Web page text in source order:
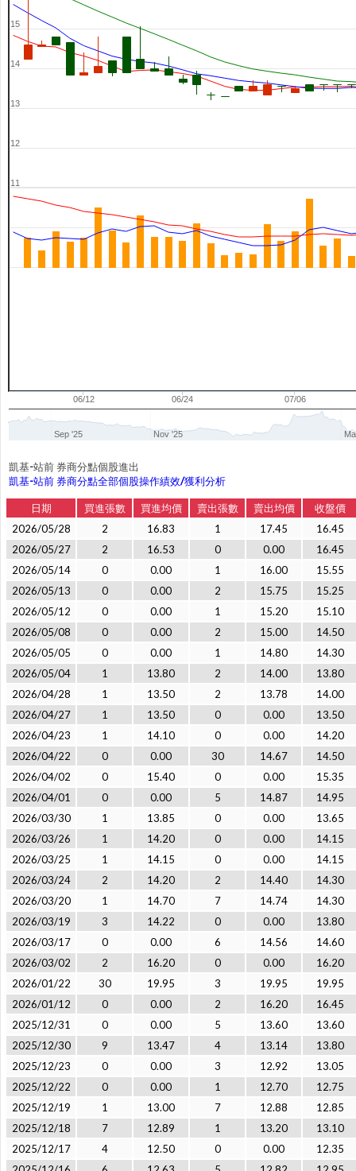
06/12 06/24 07/06
11
12
13
14
15
Sep '25 Nov '25
凱基-站前 券商分點個股進出
凱基-站前 券商分點全部個股操作績效/獲利分析
日期 買進張數 買進均價 賣出張數 賣出均價
收盤價
2026/05/28
2 16.83 1 17.45
16.45
2026/05/27
2 16.53 0 0.00
16.45
2026/05/14
0 0.00 1 16.00
15.55
2026/05/13
0 0.00 2 15.75
15.25
2026/05/12
0 0.00 1 15.20
15.10
2026/05/08
0 0.00 2 15.00
14.50
2026/05/05
0 0.00 1 14.80
14.30
2026/05/04
1 13.80 2 14.00
13.80
2026/04/28
1 13.50 2 13.78
14.00
2026/04/27
1 13.50 0 0.00
13.50
2026/04/23
1 14.10 0 0.00
14.20
2026/04/22
0 0.00 30 14.67
14.50
2026/04/02
0 15.40 0 0.00
15.35
2026/04/01
0 0.00 5 14.87
14.95
2026/03/30
1 13.85 0 0.00
13.65
2026/03/26
1 14.20 0 0.00
14.15
2026/03/25
1 14.15 0 0.00
14.15
2026/03/24
2 14.20 2 14.40
14.30
2026/03/20
1 14.70 7 14.74
14.30
2026/03/19
3 14.22 0 0.00
13.80
2026/03/17
0 0.00 6 14.56
14.60
2026/03/02
2 16.20 0 0.00
16.20
2026/01/22
30 19.95 3 19.95
19.95
2026/01/12
0 0.00 2 16.20
16.45
2025/12/31
0 0.00 5 13.60
13.60
2025/12/30
9 13.47 4 13.14
13.80
2025/12/23
0 0.00 3 12.92
13.05
2025/12/22
0 0.00 1 12.70
12.75
2025/12/19
1 13.00 7 12.88
12.85
2025/12/18
7 12.89 1 13.20
13.10
2025/12/17
4 12.50 0 0.00
12.35